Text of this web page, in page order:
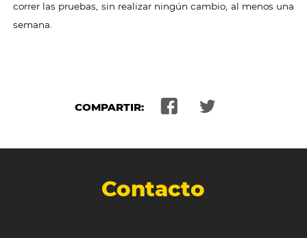
correr las pruebas, sin realizar ningún cambio, al menos una
semana.
COMPARTIR:
Contacto